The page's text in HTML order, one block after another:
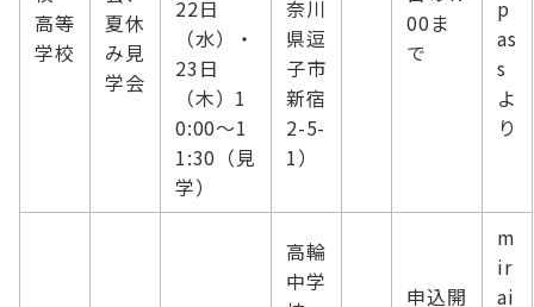
高等
学校
夏休
み見
学会
22日
（水）・
23日
（木）1
0:00～1
1:30（見
学）
奈川
県逗
子市
新宿
2-5-
1）
00ま
で
p
as
s
よ
り
高輪
中学
申込開
m
ir
ai